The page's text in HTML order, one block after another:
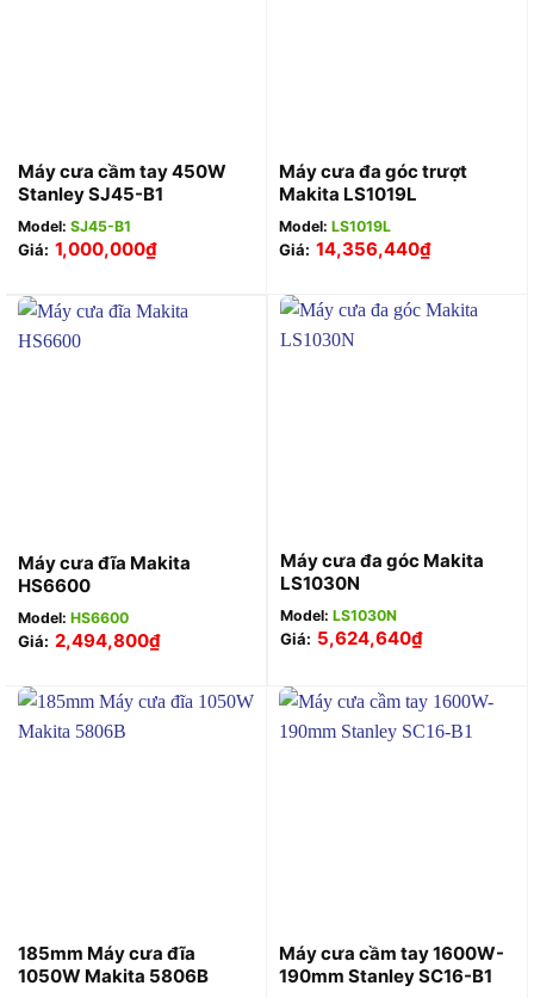
Máy cưa cầm tay 450W
Stanley SJ45-B1
Model: SJ45-B1
Giá: 1,000,000₫
Máy cưa đa góc trượt
Makita LS1019L
Model: LS1019L
Giá: 14,356,440₫
Máy cưa đĩa Makita
HS6600
Model: HS6600
Giá: 2,494,800₫
Máy cưa đa góc Makita
LS1030N
Model: LS1030N
Giá: 5,624,640₫
185mm Máy cưa đĩa
1050W Makita 5806B
Máy cưa cầm tay 1600W-
190mm Stanley SC16-B1